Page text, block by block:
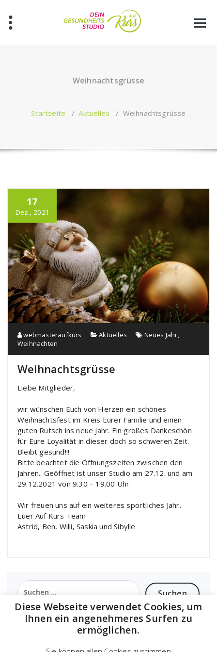
Inhalt
springen
Weihnachtsgrüsse
Startseite /Aktuelles / Weihnachtsgrüsse
17
Dez., 2021
webmasteraufkurs Aktuelles Neues Jahr,
Weihnachten
Weihnachtsgrüsse
Liebe Mitglieder,
wir wünschen Euch von Herzen ein schönes
Weihnachtsfest im Kreis Eurer Familie und einen
guten Rutsch ins neue Jahr. Ein großes Dankeschön
für Eure Loyalität in dieser doch so schweren Zeit.
Bleibt gesund!!!
Bitte beachtet die Öffnungszeiten zwischen den
Jahren.. Geöffnet ist unser Studio am 27.12. und am
29.12.2021 von 9.30 – 19.00 Uhr.
Wir freuen uns auf ein weiteres sportliches Jahr.
Euer Auf Kurs Team
Astrid, Ben, Willi, Saskia und Sibylle
Suchen
nach:
Diese Webseite verwendet Cookies, um
Ihnen ein angenehmeres Surfen zu
ermöglichen.